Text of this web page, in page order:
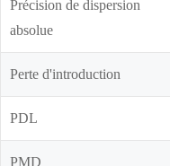
Précision de dispersion
absolue
Perte d'introduction
PDL
PMD